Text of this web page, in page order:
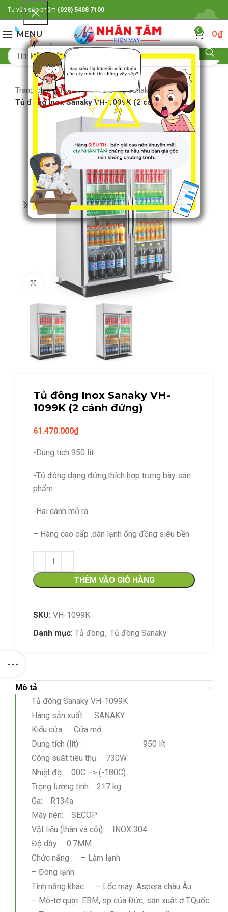
Tư vấn sản phẩm (028) 5408 7100
MENU 0 0₫
Trang chủ Tủ đông
Tủ đông Sanaky
Tủ đông Inox Sanaky VH-1099K (2 cánh đứng)
Click to enlarge
Tủ đông Inox Sanaky VH-
1099K (2 cánh đứng)
61.470.000₫
-Dung tích 950 lit
-Tủ đông dạng đứng,thích hợp trưng bày sản
phẩm
-Hai cánh mở ra
– Hàng cao cấp ,dàn lạnh ống đồng siêu bền
THÊM VÀO GIỎ HÀNG
SKU: VH-1099K
Danh mục: Tủ đông, Tủ đông Sanaky
Mô tả
Tủ đông Sanaky VH-1099K
Hãng sản xuất : SANAKY
Kiểu cửa : Cửa mở
Dung tích (lít) : 950 lít
Công suất tiêu thụ: 730W
Nhiệt độ: 00C –> (-180C)
Trọng lượng tịnh 217 kg
Ga: R134a
Máy nén: SECOP
Vật liệu (thân và côi): INOX 304
Độ dầy: 0.7MM
Chức năng : – Làm lạnh
– Đông lạnh
Tính năng khác : – Lốc máy: Aspera châu Âu
– Mô-tơ quạt: EBM, sp của Đức, sản xuất ở T.Quốc.